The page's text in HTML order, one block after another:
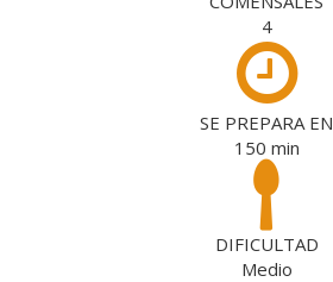
4
SE PREPARA EN
150 min
DIFICULTAD
Medio